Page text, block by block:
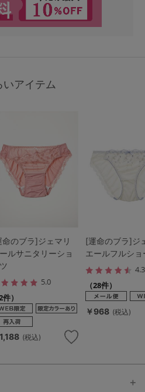
いアイテム
命のブラ]ジェマリ
ルサニタリーショ
5.0
件）
(税込)
[運命のブラ]ジ
エールフルショ
4.3
（28件）
￥968 (税込)